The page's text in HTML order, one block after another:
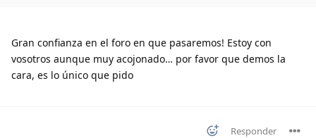
Gran confianza en el foro en que pasaremos! Estoy con
vosotros aunque muy acojonado… por favor que demos la
cara, es lo único que pido
Responder